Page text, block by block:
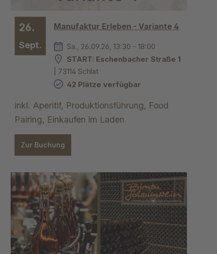
26.
Sept.
Manufaktur Erleben - Variante 4
Sa., 26.09.26, 13:30 - 18:00
START: Eschenbacher Straße 1
| 73114 Schlat
42 Plätze verfügbar
inkl. Aperitif, Produktionsführung, Food
Pairing, Einkaufen im Laden
Zur Buchung